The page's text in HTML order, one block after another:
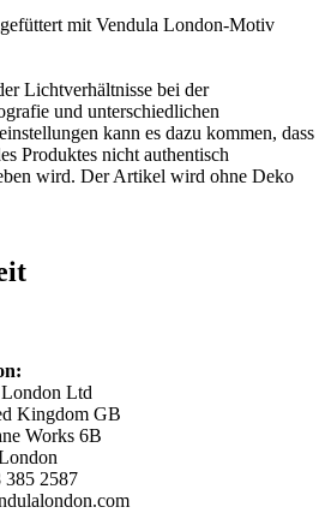
mit Vendula London-Motiv
Lichtverhältnisse bei der
und unterschiedlichen
kann es dazu kommen, dass
Produktes nicht authentisch
wird. Der Artikel wird ohne Deko
Ltd
Kingdom GB
Works 6B
385 2587